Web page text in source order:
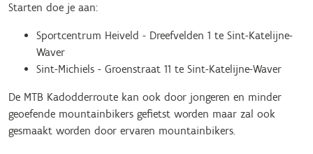
Starten doe je aan:
Sportcentrum Heiveld - Dreefvelden 1 te Sint-Katelijne-
Waver
Sint-Michiels - Groenstraat 11 te Sint-Katelijne-Waver
De MTB Kadodderroute kan ook door jongeren en minder
geoefende mountainbikers gefietst worden maar zal ook
gesmaakt worden door ervaren mountainbikers.